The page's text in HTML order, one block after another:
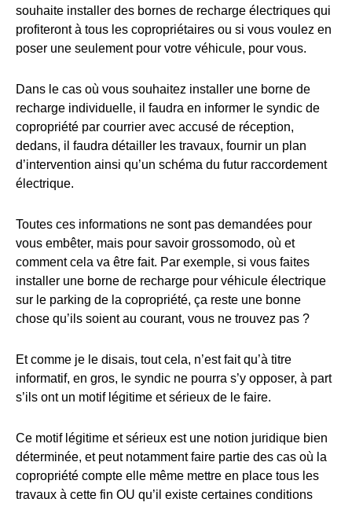
souhaite installer des bornes de recharge électriques qui
profiteront à tous les copropriétaires ou si vous voulez en
poser une seulement pour votre véhicule, pour vous.
Dans le cas où vous souhaitez installer une borne de
recharge individuelle, il faudra en informer le syndic de
copropriété par courrier avec accusé de réception,
dedans, il faudra détailler les travaux, fournir un plan
d’intervention ainsi qu’un schéma du futur raccordement
électrique.
Toutes ces informations ne sont pas demandées pour
vous embêter, mais pour savoir grossomodo, où et
comment cela va être fait. Par exemple, si vous faites
installer une borne de recharge pour véhicule électrique
sur le parking de la copropriété, ça reste une bonne
chose qu’ils soient au courant, vous ne trouvez pas ?
Et comme je le disais, tout cela, n’est fait qu’à titre
informatif, en gros, le syndic ne pourra s’y opposer, à part
s’ils ont un motif légitime et sérieux de le faire.
Ce motif légitime et sérieux est une notion juridique bien
déterminée, et peut notamment faire partie des cas où la
copropriété compte elle même mettre en place tous les
travaux à cette fin OU qu’il existe certaines conditions